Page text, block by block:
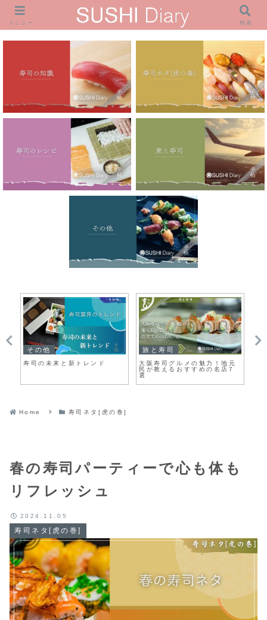
その他
寿司の未来と新トレンド
旅と寿司
大阪寿司グルメの魅力！地元
民が教えるおすすめの名店7
選
Home 寿司ネタ[虎の巻]
春の寿司パーティーで心も体も
リフレッシュ
寿司ネタ[虎の巻]
2024.11.05
メニュー 検索